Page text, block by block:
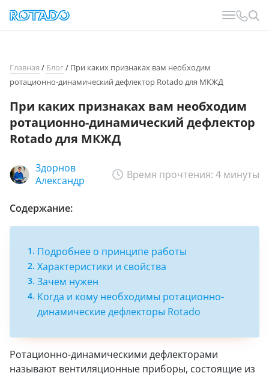
Главная / Блог/ При каких признаках вам необходим
ротационно-динамический дефлектор Rotado для МКЖД
При каких признаках вам необходим
ротационно-динамический дефлектор
Rotado для МКЖД
Здорнов
Александр
Время прочтения: 4 минуты
Содержание:
Подробнее о принципе работы
Характеристики и свойства
Зачем нужен
Когда и кому необходимы ротационно-
динамические дефлекторы Rotado
Ротационно-динамическими дефлекторами
называют вентиляционные приборы, состоящие из